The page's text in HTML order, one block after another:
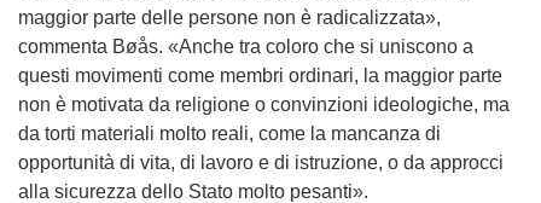
maggior parte delle persone non è radicalizzata»,
commenta Bøås. «Anche tra coloro che si uniscono a
questi movimenti come membri ordinari, la maggior parte
non è motivata da religione o convinzioni ideologiche, ma
da torti materiali molto reali, come la mancanza di
opportunità di vita, di lavoro e di istruzione, o da approcci
alla sicurezza dello Stato molto pesanti».